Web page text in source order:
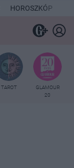
HOROSZKÓP
TAROT
GLAMOUR
20